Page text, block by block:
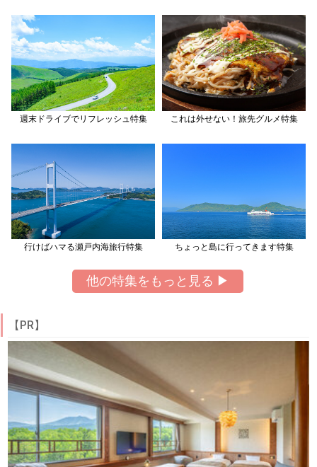
週末ドライブでリフレッシュ特集 これは外せない！旅先グルメ特集
行けばハマる瀬戸内海旅行特集 ちょっと島に行ってきます特集
他の特集をもっと見る ▶
【PR】